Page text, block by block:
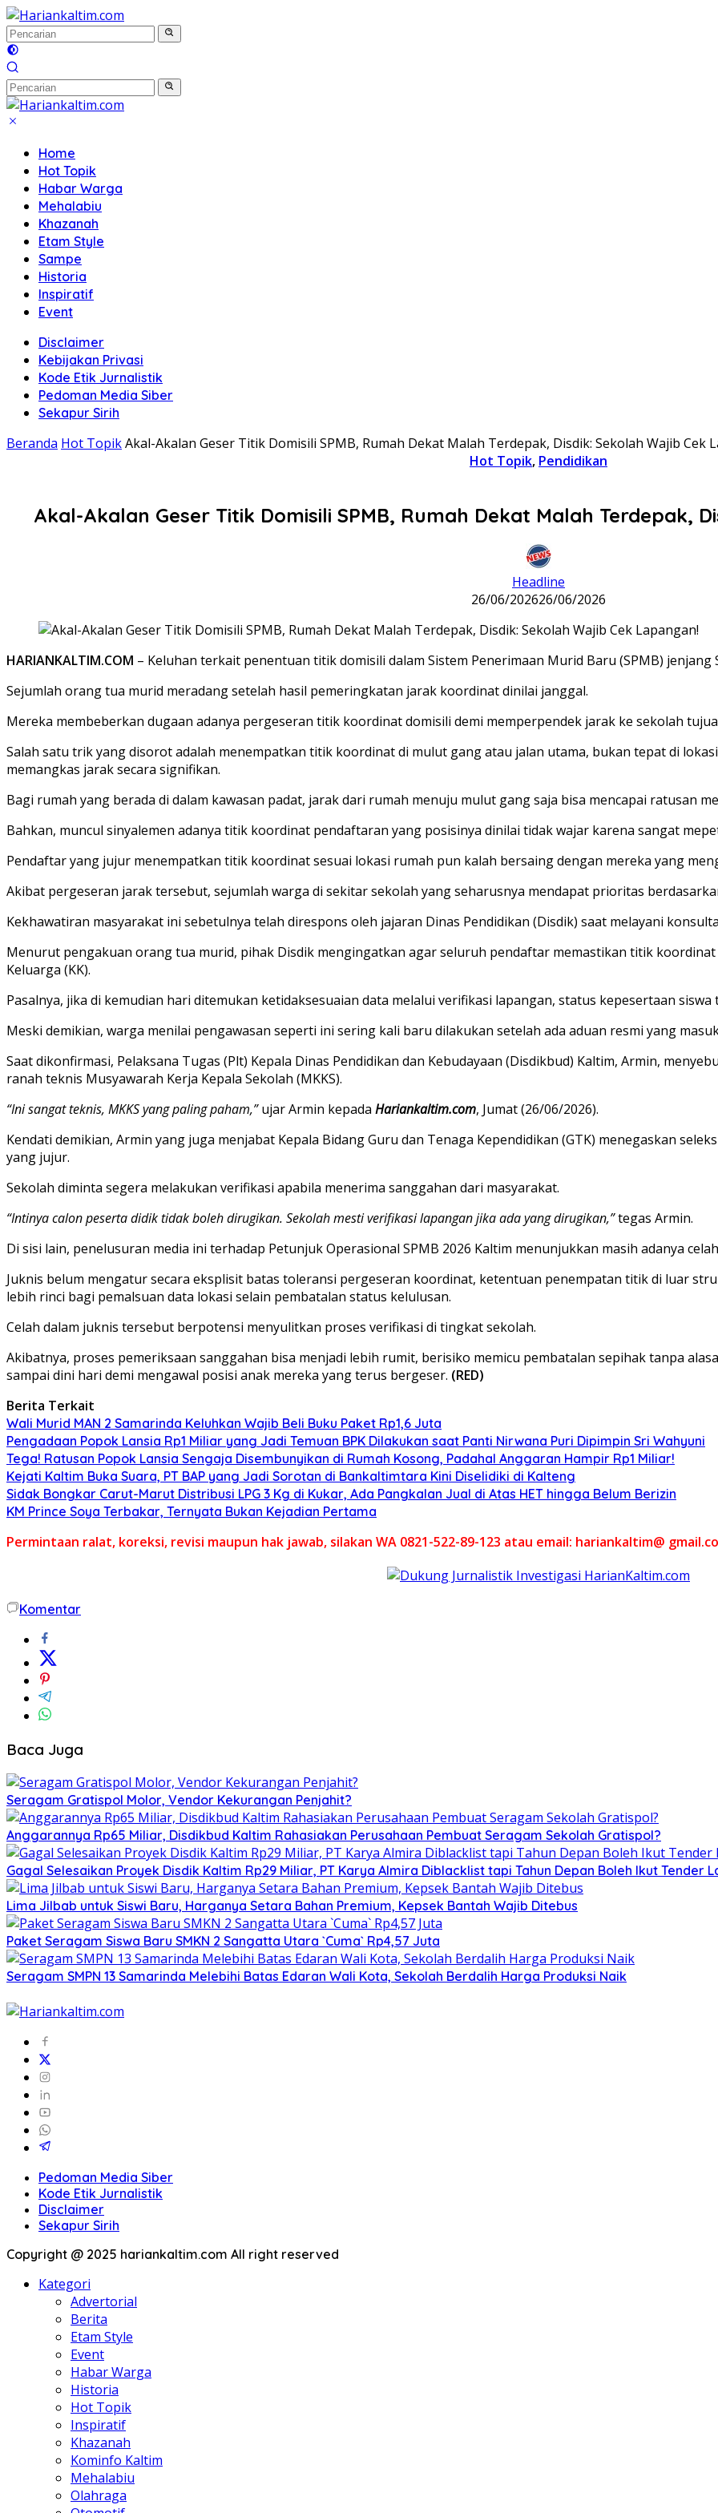
Langsung
ke
konten
Home
Hot Topik
Habar Warga
Mehalabiu
Khazanah
Etam Style
Sampe
Historia
Inspiratif
Event
Disclaimer
Kebijakan Privasi
Kode Etik Jurnalistik
Pedoman Media Siber
Sekapur Sirih
Beranda Hot TopikAkal-Akalan Geser Titik Domisili SPMB, Rumah Dekat Malah Terdepak, Disdik: Sekolah Wajib Cek
Hot Topik, Pendidikan
Akal-Akalan Geser Titik Domisili SPMB, Rumah Dekat Malah Terdepak,
Headline
26/06/202626/06/2026
HARIANKALTIM.COM – Keluhan terkait penentuan titik domisili dalam Sistem Penerimaan Murid Baru (SPMB)
Sejumlah orang tua murid meradang setelah hasil pemeringkatan jarak koordinat dinilai janggal.
Mereka membeberkan dugaan adanya pergeseran titik koordinat domisili demi memperpendek jarak ke sekolah
Salah satu trik yang disorot adalah menempatkan titik koordinat di mulut gang atau jalan utama, bukan tepat di
memangkas jarak secara signifikan.
Bagi rumah yang berada di dalam kawasan padat, jarak dari rumah menuju mulut gang saja bisa mencapai ratusan
Bahkan, muncul sinyalemen adanya titik koordinat pendaftaran yang posisinya dinilai tidak wajar karena sangat
Pendaftar yang jujur menempatkan titik koordinat sesuai lokasi rumah pun kalah bersaing dengan mereka yang
Akibat pergeseran jarak tersebut, sejumlah warga di sekitar sekolah yang seharusnya mendapat prioritas
Kekhawatiran masyarakat ini sebetulnya telah direspons oleh jajaran Dinas Pendidikan (Disdik) saat melayani
Menurut pengakuan orang tua murid, pihak Disdik mengingatkan agar seluruh pendaftar memastikan titik
Keluarga (KK).
Pasalnya, jika di kemudian hari ditemukan ketidaksesuaian data melalui verifikasi lapangan, status kepesertaan siswa
Meski demikian, warga menilai pengawasan seperti ini sering kali baru dilakukan setelah ada aduan resmi yang
Saat dikonfirmasi, Pelaksana Tugas (Plt) Kepala Dinas Pendidikan dan Kebudayaan (Disdikbud) Kaltim, Armin,
ranah teknis Musyawarah Kerja Kepala Sekolah (MKKS).
“Ini sangat teknis, MKKS yang paling paham,”ujar Armin kepada Hariankaltim.com, Jumat (26/06/2026).
Kendati demikian, Armin yang juga menjabat Kepala Bidang Guru dan Tenaga Kependidikan (GTK) menegaskan
yang jujur.
Sekolah diminta segera melakukan verifikasi apabila menerima sanggahan dari masyarakat.
“Intinya calon peserta didik tidak boleh dirugikan. Sekolah mesti verifikasi lapangan jika ada yang dirugikan,”tegas Armin.
Di sisi lain, penelusuran media ini terhadap Petunjuk Operasional SPMB 2026 Kaltim menunjukkan masih adanya
Juknis belum mengatur secara eksplisit batas toleransi pergeseran koordinat, ketentuan penempatan titik di luar
lebih rinci bagi pemalsuan data lokasi selain pembatalan status kelulusan.
Celah dalam juknis tersebut berpotensi menyulitkan proses verifikasi di tingkat sekolah.
Akibatnya, proses pemeriksaan sanggahan bisa menjadi lebih rumit, berisiko memicu pembatalan sepihak tanpa
sampai dini hari demi mengawal posisi anak mereka yang terus bergeser. (RED)
Berita Terkait
Wali Murid MAN 2 Samarinda Keluhkan Wajib Beli Buku Paket Rp1,6 Juta
Pengadaan Popok Lansia Rp1 Miliar yang Jadi Temuan BPK Dilakukan saat Panti Nirwana Puri Dipimpin Sri Wahyuni
Tega! Ratusan Popok Lansia Sengaja Disembunyikan di Rumah Kosong, Padahal Anggaran Hampir Rp1 Miliar!
Kejati Kaltim Buka Suara, PT BAP yang Jadi Sorotan di Bankaltimtara Kini Diselidiki di Kalteng
Sidak Bongkar Carut-Marut Distribusi LPG 3 Kg di Kukar, Ada Pangkalan Jual di Atas HET hingga Belum Berizin
KM Prince Soya Terbakar, Ternyata Bukan Kejadian Pertama
Permintaan ralat, koreksi, revisi maupun hak jawab, silakan WA 0821-522-89-123 atau email: hariankaltim@
Komentar
Baca Juga
Seragam Gratispol Molor, Vendor Kekurangan Penjahit?
Anggarannya Rp65 Miliar, Disdikbud Kaltim Rahasiakan Perusahaan Pembuat Seragam Sekolah Gratispol?
Gagal Selesaikan Proyek Disdik Kaltim Rp29 Miliar, PT Karya Almira Diblacklist tapi Tahun Depan Boleh Ikut Tender
Lima Jilbab untuk Siswi Baru, Harganya Setara Bahan Premium, Kepsek Bantah Wajib Ditebus
Paket Seragam Siswa Baru SMKN 2 Sangatta Utara `Cuma` Rp4,57 Juta
Seragam SMPN 13 Samarinda Melebihi Batas Edaran Wali Kota, Sekolah Berdalih Harga Produksi Naik
Pedoman Media Siber
Kode Etik Jurnalistik
Disclaimer
Sekapur Sirih
Copyright @ 2025 hariankaltim.com All right reserved
Kategori
Advertorial
Berita
Etam Style
Event
Habar Warga
Historia
Hot Topik
Inspiratif
Khazanah
Kominfo Kaltim
Mehalabiu
Olahraga